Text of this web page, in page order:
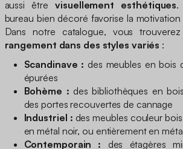
aussi êtrevisuellement esthétiques.
bureau bien décoré favorise la
Dans notre catalogue, vous
rangement dans des styles variés :
Scandinave : des meubles en bois
épurées
Bohème : des bibliothèques en
des portes recouvertes de cannage
Industriel : des meubles couleur
en métal noir, ou entièrement en
Contemporain : des étagères